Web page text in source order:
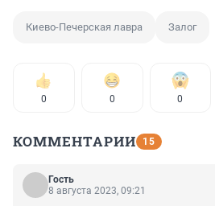
Киево-Печерская лавра Залог
0 0 0
КОММЕНТАРИИ 15
Гость
8 августа 2023, 09:21